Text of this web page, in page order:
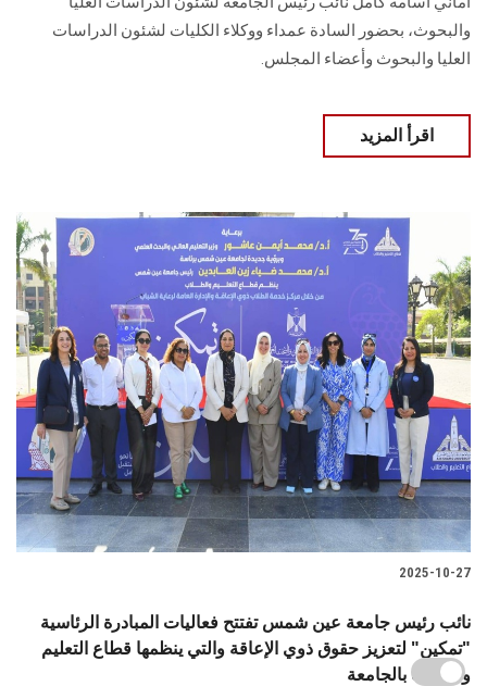
والبحوث، بحضور السادة عمداء ووكلاء الكليات لشئون الدراسات
العليا والبحوث وأعضاء المجلس.
اقرأ المزيد
2025-10-27
نائب رئيس جامعة عين شمس تفتتح فعاليات المبادرة الرئاسية
"تمكين" لتعزيز حقوق ذوي الإعاقة والتي ينظمها قطاع التعليم
والطلاب بالجامعة